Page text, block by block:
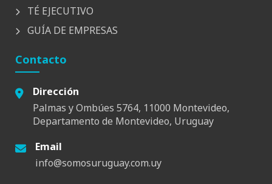
TÉ EJECUTIVO
GUÍA DE EMPRESAS
Contacto
Dirección
Palmas y Ombúes 5764, 11000 Montevideo,
Departamento de Montevideo, Uruguay
Email
info@somosuruguay.com.uy